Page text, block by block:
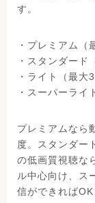
す。
・プレミアム
・スタンダー
・ライト（最
・スーパーラ
プレミアムなら
度。スタンダー
の低画質視聴な
ル中心向け、ス
信ができればOK